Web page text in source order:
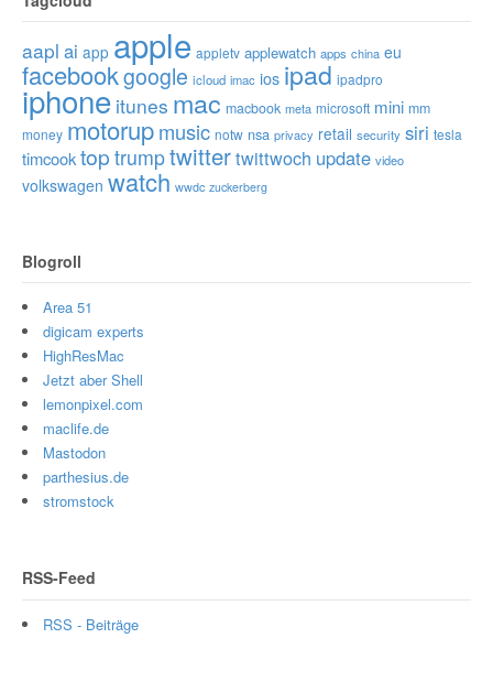
aapl ai app apple appletv applewatch apps china eu
facebookgoogle icloud imac ios ipad ipadpro
iphone itunes mac macbook meta microsoft mini mm
money motorupmusic notw nsa privacy retail security siri tesla
timcooktop trumptwittertwittwoch update video
volkswagen watch wwdc zuckerberg
Blogroll
Area 51
digicam experts
HighResMac
Jetzt aber Shell
lemonpixel.com
maclife.de
Mastodon
parthesius.de
stromstock
RSS-Feed
RSS - Beiträge